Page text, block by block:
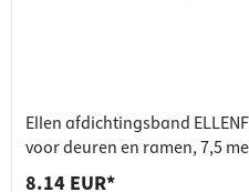
Ellen afdichtingsband
voor deuren en ramen, 7,5
8.14 EUR*